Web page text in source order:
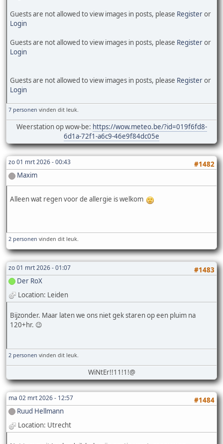
Guests are not allowed to view images in posts, please Registeror
Login
Guests are not allowed to view images in posts, please Registeror
Login
Guests are not allowed to view images in posts, please Registeror
Login
7 personen vinden dit leuk.
Weerstation op wow-be: https://wow.meteo.be/?id=019f6fd8-
6d1a-72f1-a6c9-46e9f84dc05e
zo 01 mrt 2026 - 00:43
#1482
Maxim
Alleen wat regen voor de allergie is welkom
2 personen vinden dit leuk.
zo 01 mrt 2026 - 01:07
#1483
Der RoX
Location: Leiden
Bijzonder. Maar laten we ons niet gek staren op een pluim na
120+hr. 😉
2 personen vinden dit leuk.
WiNtEr!!11!1!@
ma 02 mrt 2026 - 12:57
#1484
Ruud Hellmann
Location: Utrecht